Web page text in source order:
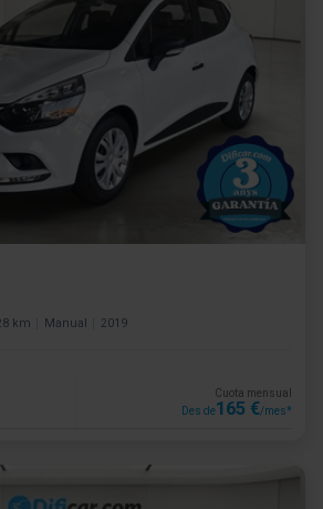
km Manual 2019
Cuota mensual
Des de165 €/mes*